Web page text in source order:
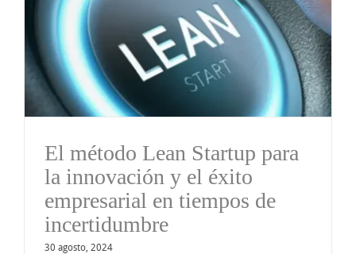
El método Lean Startup para
la innovación y el éxito
empresarial en tiempos de
incertidumbre
30 agosto, 2024